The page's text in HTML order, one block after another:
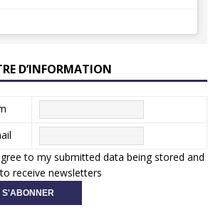
D’INFORMATION
to my submitted data being stored and
receive newsletters